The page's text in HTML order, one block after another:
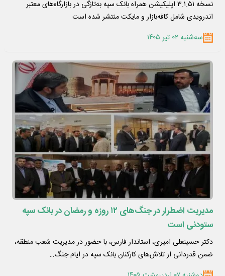
نسخه ۳.۱.۵۱ اپلیکیشن همراه بانک سپه به‌تازگی در بازارگاه‌های معتبر
اندرویدی شامل کافه‌بازار و مایکت منتشر شده است
سه‌شنبه ۰۲ تیر ۱۴۰۵
مدیریت اضطرار در جنگ‌های ۱۲ روزه و رمضان در بانک سپه
ستودنی است
دکتر حسینعلی امیری، استاندار فارس، با حضور در مدیریت شعب منطقه،
ضمن قدردانی از تلاش‌های کارکنان بانک سپه در ایام جنگ…